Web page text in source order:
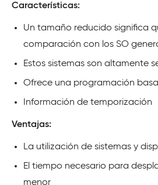
Características:
Un tamaño reducido significa
comparación con los SO
Estos sistemas son altamente
Ofrece una programación
Información de temporización
Ventajas:
La utilización de sistemas y
El tiempo necesario para
menor